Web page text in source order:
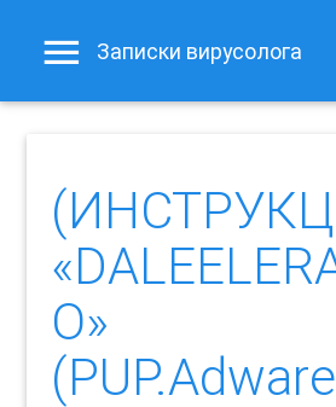
Записки вирусолога
O»